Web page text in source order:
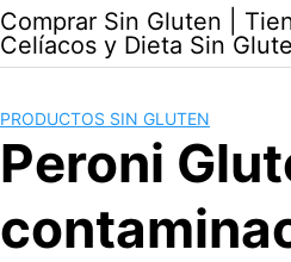
Comprar Sin Gluten |
Celíacos y Dieta Sin
PRODUCTOS SIN GLUTEN
Peroni